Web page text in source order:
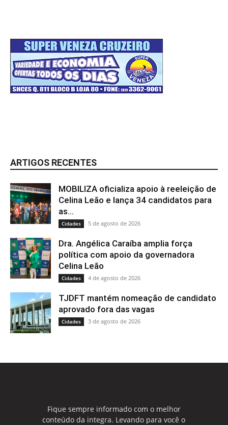
ARTIGOS RECENTES
MOBILIZA oficializa apoio à reeleição de
Celina Leão e lança 34 candidatos para
as...
Cidades 5 de agosto de 2026
Dra. Angélica Caraíba amplia força
política com apoio da governadora
Celina Leão
Cidades 4 de agosto de 2026
TJDFT mantém nomeação de candidato
aprovado fora das vagas
Cidades 3 de agosto de 2026
Fique sempre informado com o melhor
conteúdo da integra. Levando para você o